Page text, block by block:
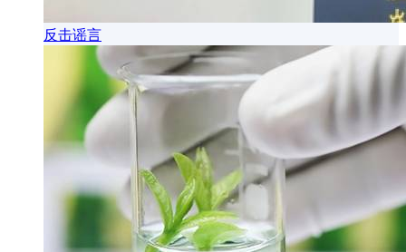
反击谣言